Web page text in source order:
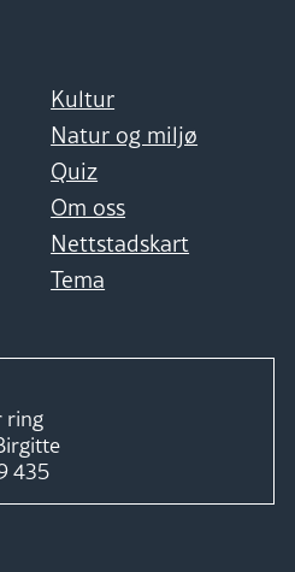
Kultur
Natur og miljø
Quiz
Om oss
Nettstadskart
Tema
ring
435